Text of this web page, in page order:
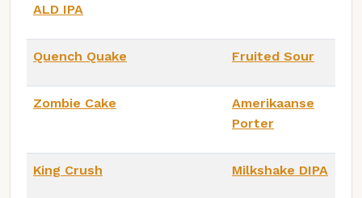
ALD IPA
Quench Quake Fruited Sour
Zombie Cake
Amerikaanse
Porter
King Crush Milkshake DIPA